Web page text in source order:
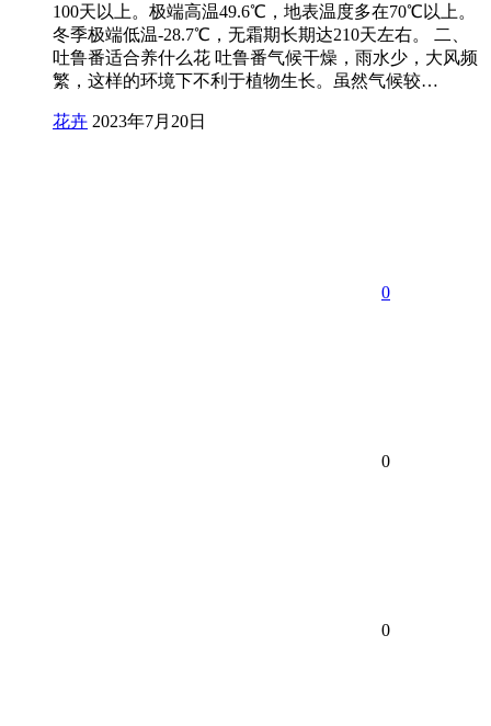
100天以上。极端高温49.6℃，地表温度多在70℃以上。
冬季极端低温-28.7℃，无霜期长期达210天左右。 二、
吐鲁番适合养什么花 吐鲁番气候干燥，雨水少，大风频
繁，这样的环境下不利于植物生长。虽然气候较…
花卉 2023年7月20日
0
0
0